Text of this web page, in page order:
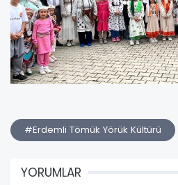
#Erdemli Tömük Yörük Kültürü
YORUMLAR